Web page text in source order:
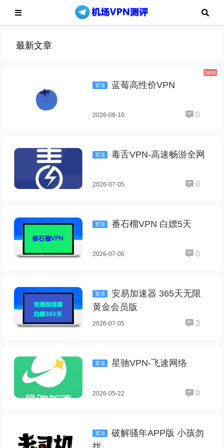
最新文章
new
置顶 蓝莓高性价VPN
2026-08-10 0
置顶 毒舌VPN-高速畅游全网
2026-07-05 0
置顶 番石榴VPN 白嫖5天
2026-07-05 0
置顶
安易加速器 365天无限
黄金会员版
2026-07-05 3
置顶 星驰VPN-飞速网络
2026-05-22 0
置顶
破解骚年APP版 小孩勿